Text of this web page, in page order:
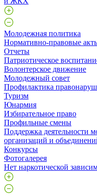
Молодежная политика
Нормативно-правовые
Отчеты
Патриотическое
Волонтерское движение
Молодежный совет
Профилактика
Туризм
Юнармия
Избирательное право
Профильные смены
Поддержка деятельности
организаций и
Конкурсы
Фотогалерея
Нет наркотической